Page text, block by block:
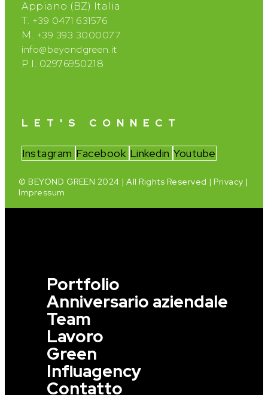
Appiano (BZ) Italia
T. +39 0471 631576
M. +39 393 3000077
info@beyondgreen.it
P.I. 02976950218
LET'S CONNECT
Instagram Facebook Linkedin Youtube
© BEYOND GREEN 2024 | All Rights Reserved | Privacy |
Impressum
Portfolio
Anniversario aziendale
Team
Lavoro
Green
Influagency
Contatto